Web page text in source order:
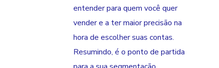
entender para quem você quer
vender e a ter maior precisão na
hora de escolher suas contas.
Resumindo, é o ponto de partida